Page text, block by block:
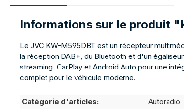
Informations sur le produit
Le JVC KW-M595DBT est un récepteur
la réception DAB+, du Bluetooth et d'un
streaming. CarPlay et Android Auto pour une
complet pour le véhicule moderne.
Catégorie d'articles:
Autoradio